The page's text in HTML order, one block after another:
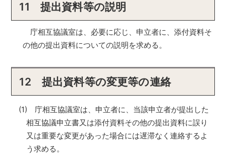
11 提出資料等の説明
庁相互協議室は、必要に応じ、申立者に、添付資料そ
の他の提出資料についての説明を求める。
12 提出資料等の変更等の連絡
(1) 庁相互協議室は、申立者に、当該申立者が提出した
相互協議申立書又は添付資料その他の提出資料に誤り
又は重要な変更があった場合には遅滞なく連絡するよ
う求める。